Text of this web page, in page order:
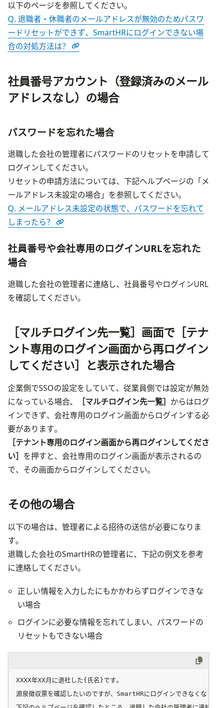
Q. 退職者・休職者のメールアドレスが無効のためパスワ
ードリセットができず、SmartHRにログインできない場
合の対処方法は？
社員番号アカウント（登録済みのメール
アドレスなし）の場合
パスワードを忘れた場合
退職した会社の管理者にパスワードのリセットを申請して
ログインしてください。
リセットの申請方法については、下記ヘルプページの「メ
ールアドレス未設定の場合」を参照してください。
Q. メールアドレス未設定の状態で、パスワードを忘れて
しまったら？
社員番号や会社専用のログインURLを忘れた
場合
退職した会社の管理者に連絡し、社員番号やログインURL
を確認してください。
［マルチログイン先一覧］画面で［テナ
ント専用のログイン画面から再ログイン
してください］と表示された場合
企業側でSSOの設定をしていて、従業員側では設定が無効
になっている場合、
［マルチログイン先一覧］ からはログ
インできず、会社専用のログイン画面からログインする必
要があります。
［テナント専用のログイン画面から再ログインしてくださ
い］ を押すと、会社専用のログイン画面が表示されるの
で、その画面からログインしてください。
その他の場合
以下の場合は、管理者による招待の送信が必要になりま
す。
退職した会社のSmartHRの管理者に、下記の例文を参考
に連絡してください。
正しい情報を入力したにもかかわらずログインできな
い場合
ログインに必要な情報を忘れてしまい、パスワードの
リセットもできない場合
XXXX年XX月に退社した{氏名}です。
源泉徴収票を確認したいのですが、SmartHRにログインできなくなっ